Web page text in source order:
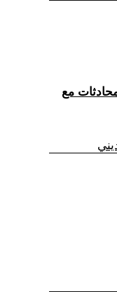
مع